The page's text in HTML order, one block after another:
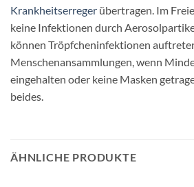
Krankheitserreger übertragen. Im
keine Infektionen durch
können Tröpfcheninfektionen
Menschenansammlungen, wenn
eingehalten oder keine Masken
beides.
ÄHNLICHE PRODUKTE